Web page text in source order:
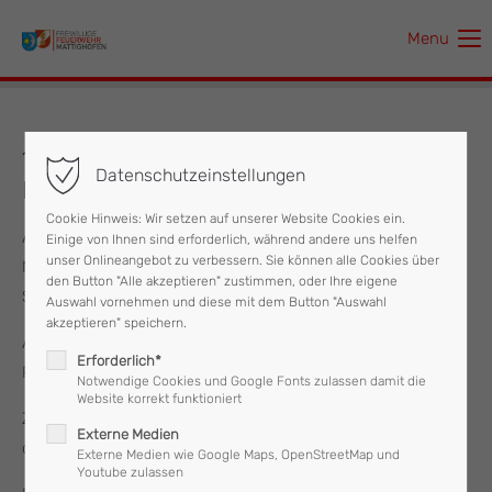
Der Eintrag "offcanvas-col1" existiert leider nicht.
Der Eintrag "offcanvas-col3" existiert leider nicht.
Der Eintrag "offcanvas-col4" existiert leider nicht.
Menu
10.04.2025 Eingeschlossene Person in
Lift
Am Donnerstag, den 10. April wurde die Feuerwehr
Mattighofen um 17:33 Uhr zu einer Liftöffnung in der
Salzburger Straße alarmiert.
Am Einsatzort angekommen, konnte die eingeschlossene
Person rasch aus dem Aufzug befreit werden.
Zudem wurde die zuständige Herstellerfirma informiert und
der Aufzug vorübergehend außer Betrieb genommen.
Datenschutzeinstellungen
Cookie Hinweis: Wir setzen auf unserer Website Cookies ein.
Einige von Ihnen sind erforderlich, während andere uns helfen
unser Onlineangebot zu verbessern. Sie können alle Cookies über
den Button "Alle akzeptieren" zustimmen, oder Ihre eigene
Auswahl vornehmen und diese mit dem Button "Auswahl
akzeptieren" speichern.
Erforderlich*
Notwendige Cookies und Google Fonts zulassen damit die
Website korrekt funktioniert
Externe Medien
Externe Medien wie Google Maps, OpenStreetMap und
Youtube zulassen